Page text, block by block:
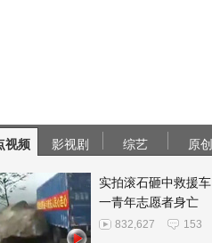
视频 影视剧 综艺 原创
实拍滚石砸中救援车
一青年志愿者身亡
832,627 153